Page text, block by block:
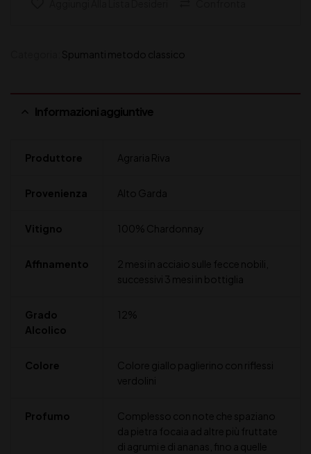
Spumanti metodo classico
Informazioni aggiuntive
Produttore Agraria Riva
Provenienza Alto Garda
Vitigno 100% Chardonnay
Affinamento
2 mesi in acciaio sulle fecce nobili,
successivi 3 mesi in bottiglia
Grado
Alcolico
12%
Colore
Colore giallo paglierino con riflessi
verdolini
Profumo
Complesso con note che spaziano
da pietra focaia ad altre più fruttate
di agrumi e di ananas, fino a quelle